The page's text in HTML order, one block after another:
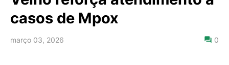
casos de Mpox
março 03, 2026 0